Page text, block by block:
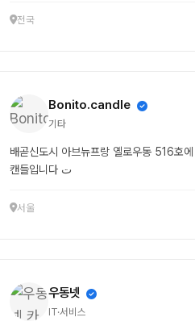
전국
Bonito.candle
기타
배곧신도시 아브뉴프랑 옐로우동 516호
캔들입니다 ت
서울
우동넷
IT·서비스